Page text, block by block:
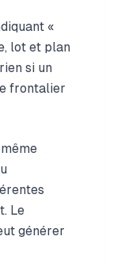
«
lot et plan
si un
frontalier
Le
générer